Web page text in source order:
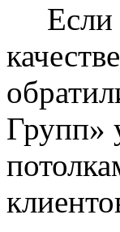
Если
Групп»